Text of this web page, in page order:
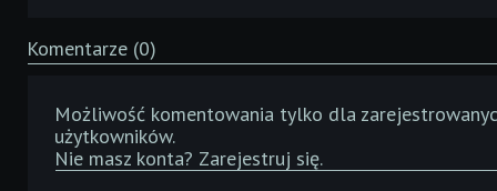
Komentarze (0)
Możliwość komentowania tylko dla
użytkowników.
Nie masz konta? Zarejestruj się.